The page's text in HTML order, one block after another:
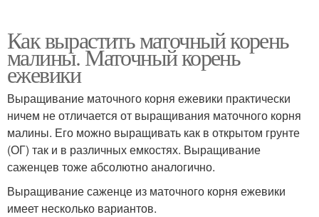
Как вырастить маточный корень
малины. Маточный корень
ежевики
Выращивание маточного корня ежевики практически
ничем не отличается от выращивания маточного корня
малины. Его можно выращивать как в открытом грунте
(ОГ) так и в различных емкостях. Выращивание
саженцев тоже абсолютно аналогично.
Выращивание саженце из маточного корня ежевики
имеет несколько вариантов.